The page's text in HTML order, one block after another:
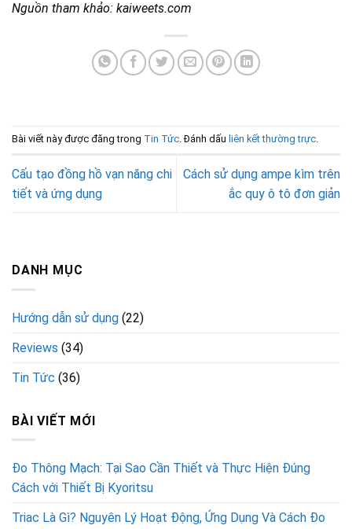
Nguồn tham khảo: kaiweets.com
Bài viết này được đăng trong Tin Tức. Đánh dấu liên kết thường trực.
Cấu tạo đồng hồ vạn năng chi
tiết và ứng dụng
Cách sử dụng ampe kìm trên
ắc quy ô tô đơn giản
DANH MỤC
Hướng dẫn sử dụng (22)
Reviews (34)
Tin Tức (36)
BÀI VIẾT MỚI
Đo Thông Mạch: Tại Sao Cần Thiết và Thực Hiện Đúng
Cách với Thiết Bị Kyoritsu
Triac Là Gì? Nguyên Lý Hoạt Động, Ứng Dụng Và Cách Đo